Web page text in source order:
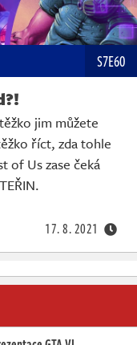
S7E60
jim můžete
říct, zda tohle
of Us zase čeká
17. 8. 2021